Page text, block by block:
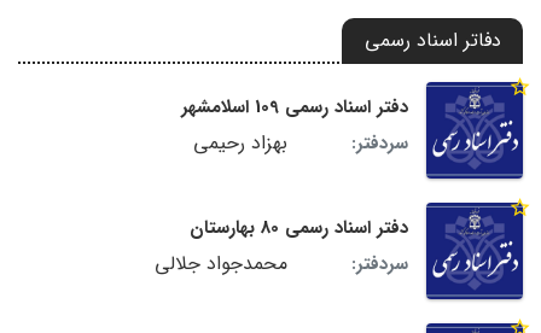
دفاتر اسناد رسمی
دفتر اسناد رسمی 109 اسلامشهر
سردفتر:
بهزاد رحیمی
دفتر اسناد رسمی 80 بهارستان
سردفتر:
محمدجواد جلالی